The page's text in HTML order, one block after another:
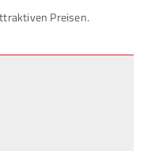
Preisen.